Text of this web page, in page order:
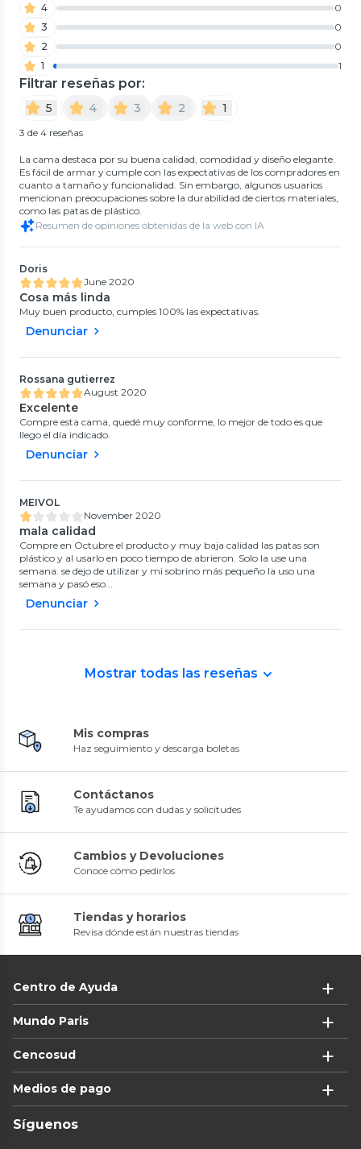
4
0
3
0
2
0
1
1
Filtrar reseñas por:
5 4 3 2 1
3 de 4 reseñas
La cama destaca por su buena calidad, comodidad y diseño elegante.
Es fácil de armar y cumple con las expectativas de los compradores en
cuanto a tamaño y funcionalidad. Sin embargo, algunos usuarios
mencionan preocupaciones sobre la durabilidad de ciertos materiales,
como las patas de plástico.
Resumen de opiniones obtenidas de la web con IA
Doris
June 2020
Cosa más linda
Muy buen producto, cumples 100% las expectativas.
Denunciar
Rossana gutierrez
August 2020
Excelente
Compre esta cama, quedé muy conforme, lo mejor de todo es que
llego el día indicado.
Denunciar
MEIVOL
November 2020
mala calidad
Compre en Octubre el producto y muy baja calidad las patas son
plástico y al usarlo en poco tiempo de abrieron. Solo la use una
semana. se dejo de utilizar y mi sobrino más pequeño la uso una
semana y pasó eso...
Denunciar
Mostrar todas las reseñas
Mis compras
Haz seguimiento y descarga boletas
Contáctanos
Te ayudamos con dudas y solicitudes
Cambios y Devoluciones
Conoce cómo pedirlos
Tiendas y horarios
Revisa dónde están nuestras tiendas
Centro de Ayuda
Mundo Paris
Cencosud
Medios de pago
Síguenos